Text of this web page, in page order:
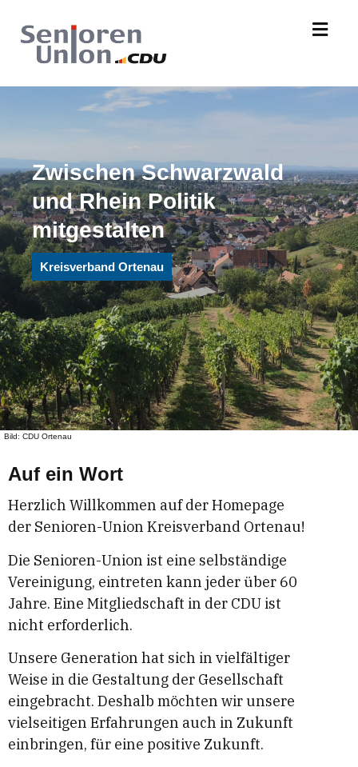
Zwischen Schwarzwald
und Rhein Politik
mitgestalten
Kreisverband Ortenau
Bild: CDU Ortenau
Auf ein Wort
Herzlich Willkommen auf der Homepage
der Senioren-Union Kreisverband Ortenau!
Die Senioren-Union ist eine selbständige
Vereinigung, eintreten kann jeder über 60
Jahre. Eine Mitgliedschaft in der CDU ist
nicht erforderlich.
Unsere Generation hat sich in vielfältiger
Weise in die Gestaltung der Gesellschaft
eingebracht. Deshalb möchten wir unsere
vielseitigen Erfahrungen auch in Zukunft
einbringen, für eine positive Zukunft.